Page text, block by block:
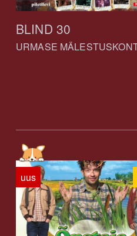
BLIND 30
URMASE
uus